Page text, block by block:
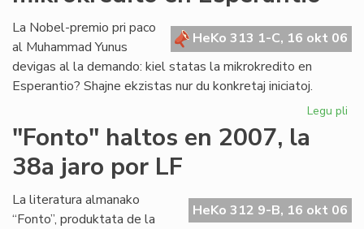
HeKo 313 1-C, 16 okt 06
La Nobel-premio pri paco
al Muhammad Yunus
devigas al la demando: kiel statas la mikrokredito en
Esperantio? Shajne ekzistas nur du konkretaj iniciatoj.
Legu pli
"Fonto" haltos en 2007, la
38a jaro por LF
HeKo 312 9-B, 16 okt 06
La literatura almanako
“Fonto”, produktata de la